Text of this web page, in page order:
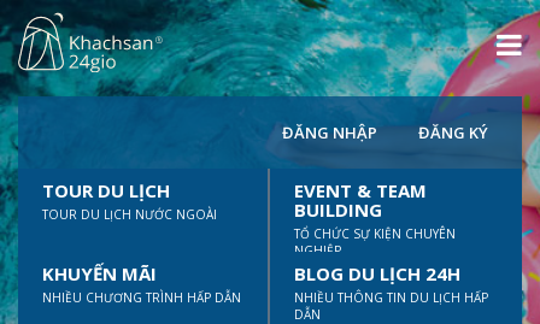
ĐĂNG NHẬP ĐĂNG KÝ
TOUR DU LỊCH
TOUR DU LỊCH NƯỚC NGOÀI
EVENT & TEAM
BUILDING
TỔ CHỨC SỰ KIỆN CHUYÊN
NGHIỆP
KHUYẾN MÃI
NHIỀU CHƯƠNG TRÌNH HẤP DẪN
BLOG DU LỊCH 24H
NHIỀU THÔNG TIN DU LỊCH HẤP
DẪN